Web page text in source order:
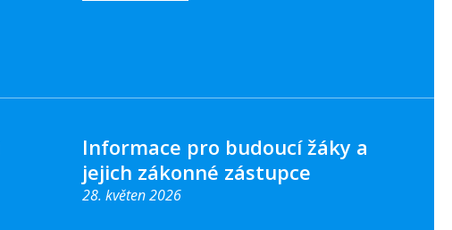
Informace pro budoucí žáky a
jejich zákonné zástupce
28. květen 2026